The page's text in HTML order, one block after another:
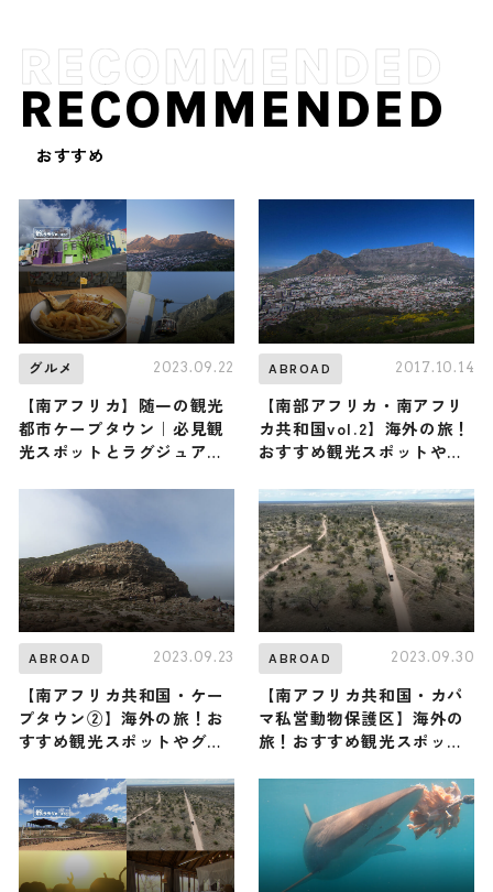
RECOMMENDED
おすすめ
グルメ 2023.09.22
【南アフリカ】随一の観光
都市ケープタウン｜必見観
光スポットとラグジュアリ
ABROAD 2017.10.14
【南部アフリカ・南アフリ
カ共和国vol.2】海外の旅！
おすすめ観光スポットやグ
ABROAD 2023.09.23
【南アフリカ共和国・ケー
プタウン②】海外の旅！お
すすめ観光スポットやグル
ABROAD 2023.09.30
【南アフリカ共和国・カパ
マ私営動物保護区】海外の
旅！おすすめ観光スポット